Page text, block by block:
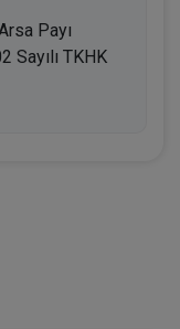
Payı
Sayılı TKHK